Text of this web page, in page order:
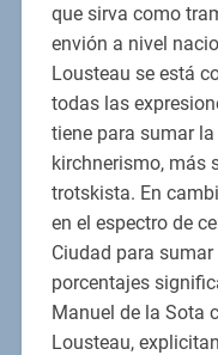
que sirva como
envión a nivel
Lousteau se está
todas las
tiene para sumar
kirchnerismo, más
trotskista. En
en el espectro de
Ciudad para
porcentajes
Manuel de la Sota
Lousteau,